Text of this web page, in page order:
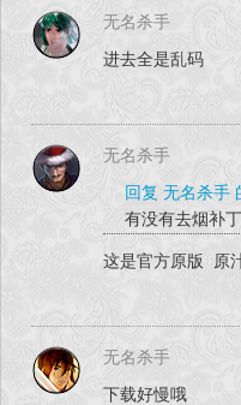
无名杀手
进去全是乱码
无名杀手
回复 无名杀手
有没有去烟补
这是官方原版 原
无名杀手
下载好慢哦